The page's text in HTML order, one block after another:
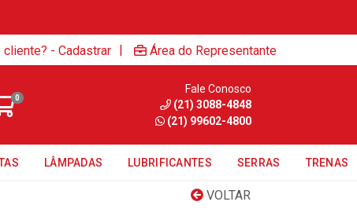
cliente? - Cadastrar | Área do Representante
0
Fale Conosco
(21) 3088-4848
(21) 99602-4800
LÂMPADAS LUBRIFICANTES SERRAS TRENAS
VOLTAR